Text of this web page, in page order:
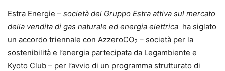
Estra Energie – società del Gruppo Estra attiva sul mercato
della vendita di gas naturale ed energia elettrica ha siglato
un accordo triennale con AzzeroCO2 – società per la
sostenibilità e l’energia partecipata da Legambiente e
Kyoto Club – per l’avvio di un programma strutturato di